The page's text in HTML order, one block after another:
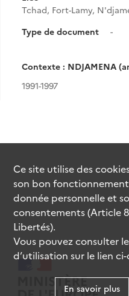
Tchad, Fort-Lamy,
Type de document
-
Contexte : NDJAMENA
1991-1997
Ce site utilise des
son bon
donnée personnelle et
consentements (Article
Libertés).
Vous pouvez consulter
d’utilisation sur le lien ci-
En savoir plus